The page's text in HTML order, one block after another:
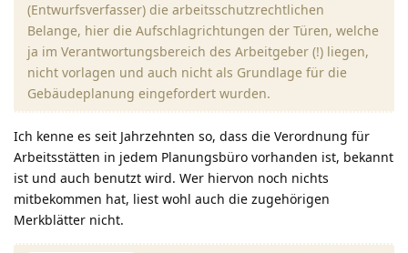
(Entwurfsverfasser) die arbeitsschutzrechtlichen
Belange, hier die Aufschlagrichtungen der Türen, welche
ja im Verantwortungsbereich des Arbeitgeber (!) liegen,
nicht vorlagen und auch nicht als Grundlage für die
Gebäudeplanung eingefordert wurden.
Ich kenne es seit Jahrzehnten so, dass die Verordnung für
Arbeitsstätten in jedem Planungsbüro vorhanden ist, bekannt
ist und auch benutzt wird. Wer hiervon noch nichts
mitbekommen hat, liest wohl auch die zugehörigen
Merkblätter nicht.